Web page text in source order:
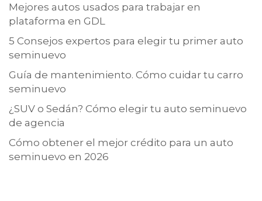
Mejores autos usados para trabajar en
plataforma en GDL
5 Consejos expertos para elegir tu primer auto
seminuevo
Guía de mantenimiento. Cómo cuidar tu carro
seminuevo
¿SUV o Sedán? Cómo elegir tu auto seminuevo
de agencia
Cómo obtener el mejor crédito para un auto
seminuevo en 2026